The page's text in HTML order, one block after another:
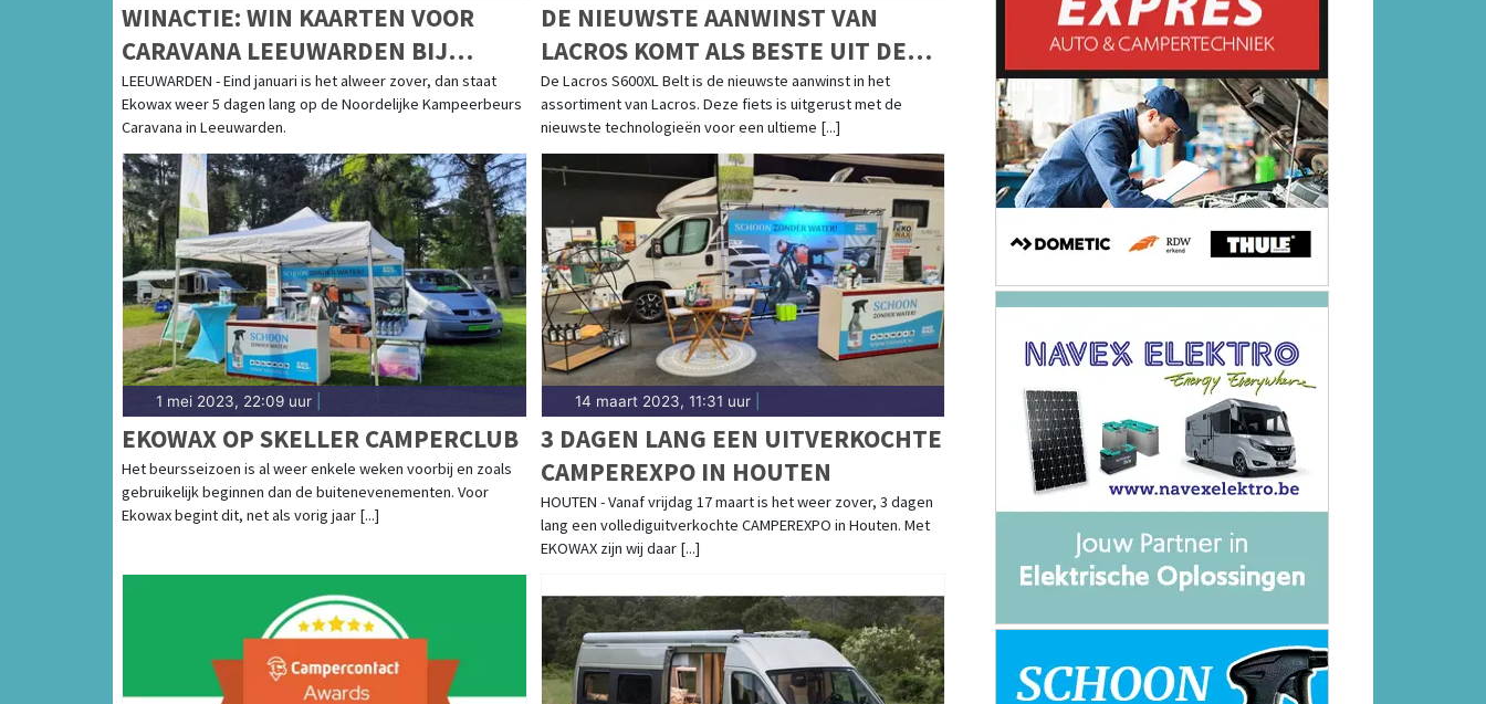
WINACTIE: WIN KAARTEN VOOR
CARAVANA LEEUWARDEN BIJ
EKOWAX
LEEUWARDEN - Eind januari is het alweer zover, dan staat
Ekowax weer 5 dagen lang op de Noordelijke Kampeerbeurs
Caravana in Leeuwarden.
DE NIEUWSTE AANWINST VAN
LACROS KOMT ALS BESTE UIT DE
TEST!
De Lacros S600XL Belt is de nieuwste aanwinst in het
assortiment van Lacros. Deze fiets is uitgerust met de
nieuwste technologieën voor een ultieme [...]
1 mei 2023, 22:09 uur
EKOWAX OP SKELLER CAMPERCLUB
Het beursseizoen is al weer enkele weken voorbij en zoals
gebruikelijk beginnen dan de buitenevenementen. Voor
Ekowax begint dit, net als vorig jaar [...]
14 maart 2023, 11:31 uur|
3 DAGEN LANG EEN UITVERKOCHTE
CAMPEREXPO IN HOUTEN
HOUTEN - Vanaf vrijdag 17 maart is het weer zover, 3 dagen
lang een vollediguitverkochte CAMPEREXPO in Houten. Met
EKOWAX zijn wij daar [...]